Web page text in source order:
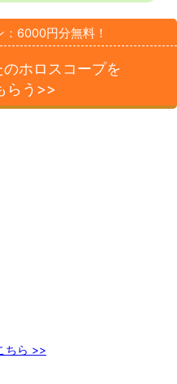
6000円分無料！
ホロスコープを
らう>>
ちら >>